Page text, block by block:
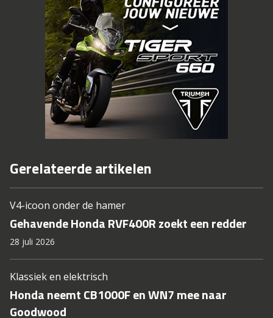
Gerelateerde artikelen
V4-icoon onder de hamer
Gehavende Honda RVF400R zoekt een redder
28 juli 2026
Klassiek en elektrisch
Honda neemt CB1000F en WN7 mee naar
Goodwood